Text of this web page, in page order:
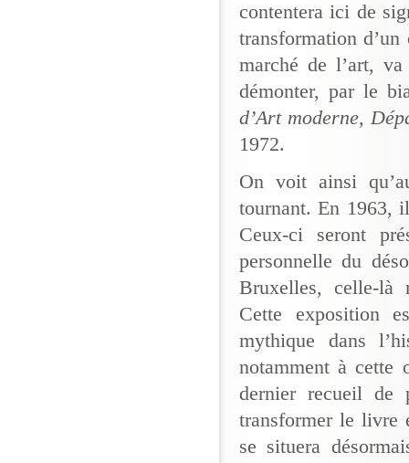
contentera ici de
transformation
marché de l’art,
démonter, par le
d’Art moderne,
1972.
On voit ainsi
tournant. En 1963,
Ceux-ci seront
personnelle du
Bruxelles, celle-là
Cette exposition
mythique dans
notamment à cette
dernier recueil de
transformer le livre
se situera